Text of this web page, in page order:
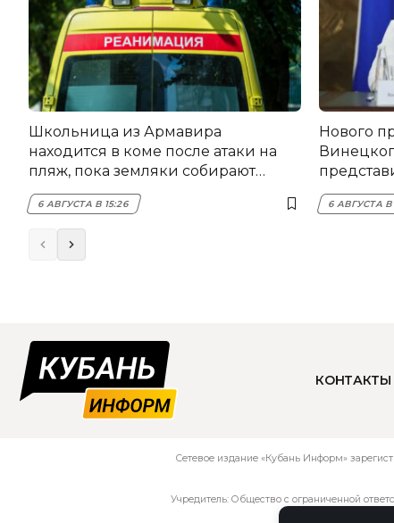
Школьница из Армавира
находится в коме после атаки на
пляж, пока земляки собирают
помощь
6 АВГУСТА В 15:26
Нового
6 АВГУСТА В
КОНТАКТЫ
Сетевое издание «Кубань Информ»
Учредитель: Общество с ограниченной